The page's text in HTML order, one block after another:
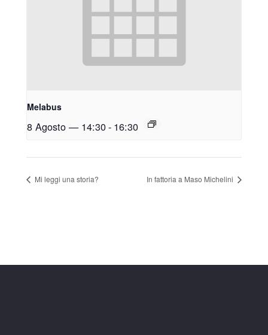
Melabus
8 Agosto — 14:30- 16:30
Mi leggi una storia? In fattoria a Maso Michelini